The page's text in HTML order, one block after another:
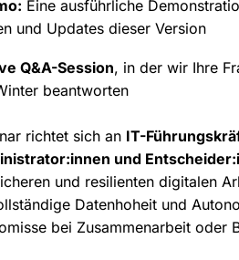
Eine ausführliche
und Updates dieser Version
Q&A-Session, in der wir Ihre
beantworten
richtet sich an IT-
und
und resilienten digitalen
Datenhoheit und
bei Zusammenarbeit oder